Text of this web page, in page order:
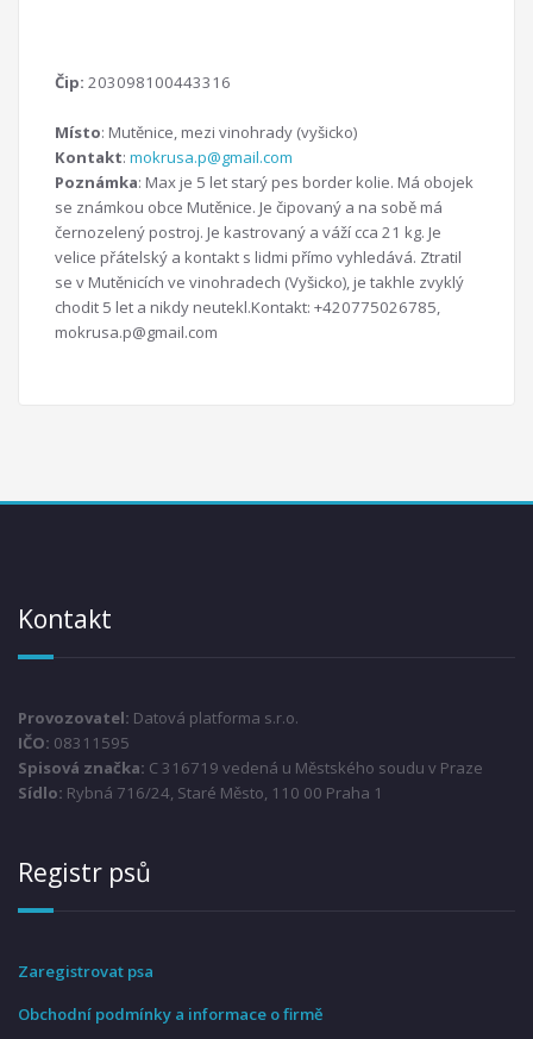
Čip: 203098100443316
Místo: Mutěnice, mezi vinohrady (vyšicko)
Kontakt: mokrusa.p@gmail.com
Poznámka: Max je 5 let starý pes border kolie. Má obojek
se známkou obce Mutěnice. Je čipovaný a na sobě má
černozelený postroj. Je kastrovaný a váží cca 21 kg. Je
velice přátelský a kontakt s lidmi přímo vyhledává. Ztratil
se v Mutěnicích ve vinohradech (Vyšicko), je takhle zvyklý
chodit 5 let a nikdy neutekl.Kontakt: +420775026785,
mokrusa.p@gmail.com
Kontakt
Provozovatel: Datová platforma s.r.o.
IČO: 08311595
Spisová značka: C 316719 vedená u Městského soudu v Praze
Sídlo: Rybná 716/24, Staré Město, 110 00 Praha 1
Registr psů
Zaregistrovat psa
Obchodní podmínky a informace o firmě